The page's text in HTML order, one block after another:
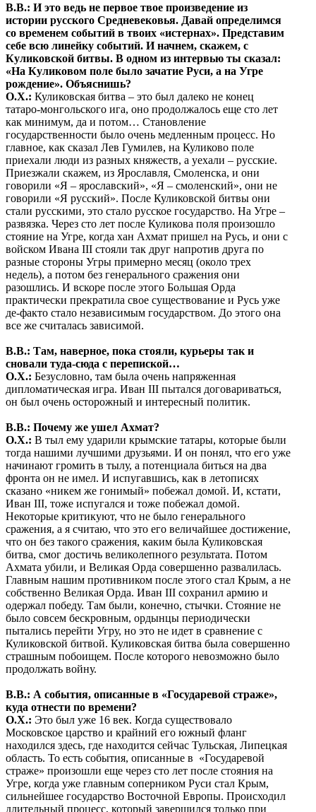
В.В.: И это ведь не первое твое произведение из
истории русского Средневековья. Давай определимся
со временем событий в твоих «истернах». Представим
себе всю линейку событий. И начнем, скажем, с
Куликовской битвы. В одном из интервью ты сказал:
«На Куликовом поле было зачатие Руси, а на Угре
рождение». Объяснишь?
О.Х.: Куликовская битва – это был далеко не конец
татаро-монгольского ига, оно продолжалось еще сто лет
как минимум, да и потом… Становление
государственности было очень медленным процесс. Но
главное, как сказал Лев Гумилев, на Куликово поле
приехали люди из разных княжеств, а уехали – русские.
Приезжали скажем, из Ярославля, Смоленска, и они
говорили «Я – ярославский», «Я – смоленский», они не
говорили «Я русский». После Куликовской битвы они
стали русскими, это стало русское государство. На Угре –
развязка. Через сто лет после Куликова поля произошло
стояние на Угре, когда хан Ахмат пришел на Русь, и они с
войском Ивана III стояли так друг напротив друга по
разные стороны Угры примерно месяц (около трех
недель), а потом без генерального сражения они
разошлись. И вскоре после этого Большая Орда
практически прекратила свое существование и Русь уже
де-факто стало независимым государством. До этого она
все же считалась зависимой.
В.В.: Там, наверное, пока стояли, курьеры так и
сновали туда-сюда с перепиской…
О.Х.: Безусловно, там была очень напряженная
дипломатическая игра. Иван III пытался договариваться,
он был очень осторожный и интересный политик.
В.В.: Почему же ушел Ахмат?
О.Х.: В тыл ему ударили крымские татары, которые были
тогда нашими лучшими друзьями. И он понял, что его уже
начинают громить в тылу, а потенциала биться на два
фронта он не имел. И испугавшись, как в летописях
сказано «никем же гонимый» побежал домой. И, кстати,
Иван III, тоже испугался и тоже побежал домой.
Некоторые критикуют, что не было генерального
сражения, а я считаю, что это его величайшее достижение,
что он без такого сражения, каким была Куликовская
битва, смог достичь великолепного результата. Потом
Ахмата убили, и Великая Орда совершенно развалилась.
Главным нашим противником после этого стал Крым, а не
собственно Великая Орда. Иван III сохранил армию и
одержал победу. Там были, конечно, стычки. Стояние не
было совсем бескровным, ордынцы периодически
пытались перейти Угру, но это не идет в сравнение с
Куликовской битвой. Куликовская битва была совершенно
страшным побоищем. После которого невозможно было
продолжать войну.
В.В.: А события, описанные в «Государевой страже»,
куда отнести по времени?
О.Х.: Это был уже 16 век. Когда существовало
Московское царство и крайний его южный фланг
находился здесь, где находится сейчас Тульская, Липецкая
область. То есть события, описанные в «Государевой
страже» произошли еще через сто лет после стояния на
Угре, когда уже главным соперником Руси стал Крым,
сильнейшее государство Восточной Европы. Происходил
длительный процесс, который завершился только при